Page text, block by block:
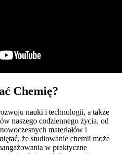
Chemię?
nauki i technologii, a także
naszego codziennego życia, od
materiałów i
że studiowanie chemii może
w praktyczne